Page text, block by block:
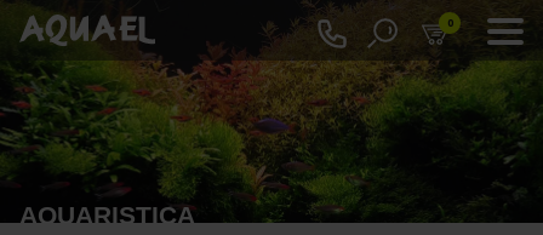
0
AQUARISTICA